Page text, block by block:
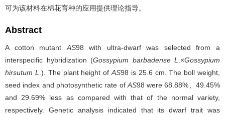
可为该材料在棉花育种的应用提供理论指导。
Abstract
A cotton mutant AS98 with ultra-dwarf was selected from a
interspecific hybridization (Gossypium barbadense L .×Gossypium
hirsutum L .). The plant height ofAS98 is 25.6 cm. The boll weight,
seed index and photosynthetic rate of AS98 were 68.88%、49.45%
and 29.69% less as compared with that of the normal variety,
respectively. Genetic analysis indicated that its dwarf trait was